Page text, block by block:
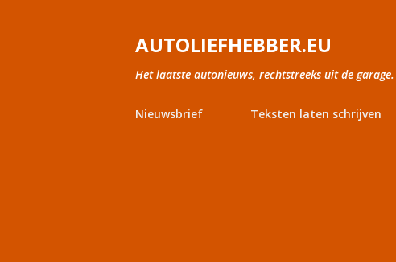
AUTOLIEFHEBBER.EU
Het laatste autonieuws, rechtstreeks uit de garage.
Nieuwsbrief Teksten laten schrijven